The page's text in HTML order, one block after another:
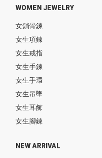
WOMEN JEWELRY
女鎖骨鍊
女生項鍊
女生戒指
女生手鍊
女生手環
女生吊墜
女生耳飾
女生腳鍊
NEW ARRIVAL